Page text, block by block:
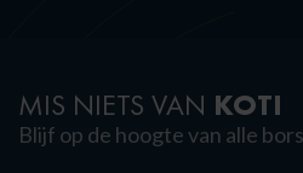
MIS NIETS VAN KOTI
Blijf op de hoogte van alle